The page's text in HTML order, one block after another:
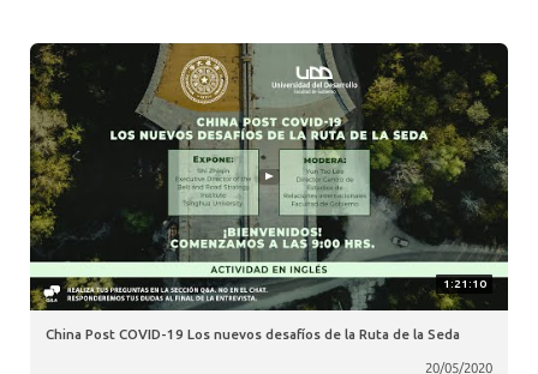
1:21:10
China Post COVID-19 Los nuevos desafíos de la Ruta de la Seda
20/05/2020